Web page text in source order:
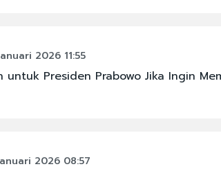
2026 11:55
untuk Presiden Prabowo Jika Ingin
2026 08:57